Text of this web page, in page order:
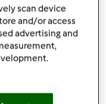
scan device
and/or access
advertising and